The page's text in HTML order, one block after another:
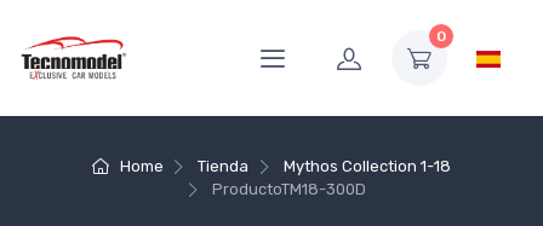
0
Home Tienda
Mythos Collection 1-18
ProductoTM18-300D